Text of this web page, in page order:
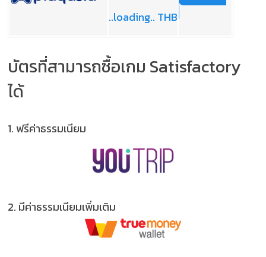
..loading.. THB
บัตรที่สามารถซื้อเกม Satisfactory
ได้
1. ฟรีค่าธรรมเนียม
2. มีค่าธรรมเนียมเพิ่มเติม